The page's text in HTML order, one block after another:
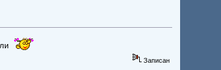
Записан